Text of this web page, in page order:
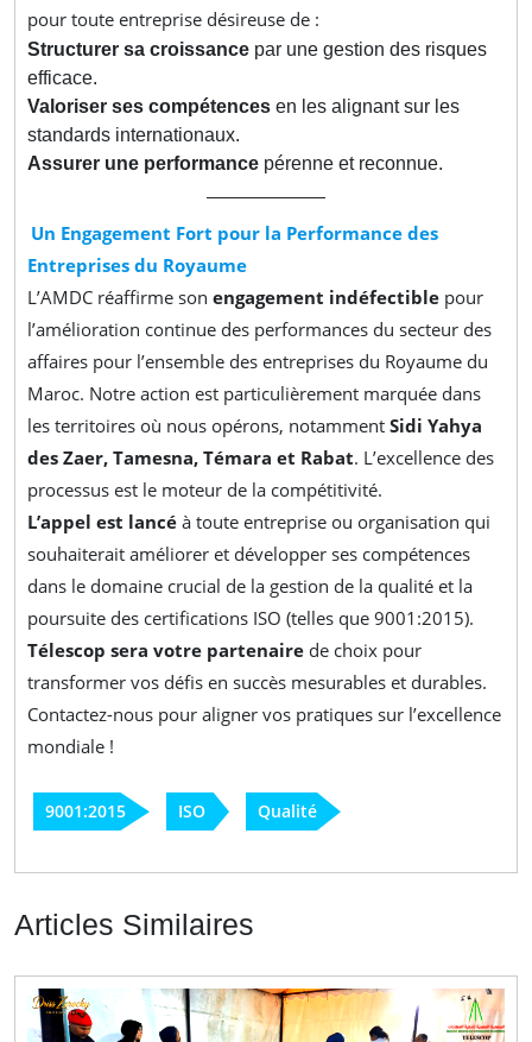
pour toute entreprise désireuse de :
Structurer sa croissance par une gestion des risques
efficace.
Valoriser ses compétences en les alignant sur les
standards internationaux.
Assurer une performance pérenne et reconnue.
Un Engagement Fort pour la Performance des
Entreprises du Royaume
L’AMDC réaffirme son engagement indéfectible pour
l’amélioration continue des performances du secteur des
affaires pour l’ensemble des entreprises du Royaume du
Maroc. Notre action est particulièrement marquée dans
les territoires où nous opérons, notamment Sidi Yahya
des Zaer, Tamesna, Témara et Rabat. L’excellence des
processus est le moteur de la compétitivité.
L’appel est lancé à toute entreprise ou organisation qui
souhaiterait améliorer et développer ses compétences
dans le domaine crucial de la gestion de la qualité et la
poursuite des certifications ISO (telles que 9001:2015).
Télescop sera votre partenaire de choix pour
transformer vos défis en succès mesurables et durables.
Contactez-nous pour aligner vos pratiques sur l’excellence
mondiale !
9001:2015 ISO Qualité
Articles Similaires